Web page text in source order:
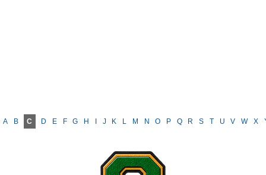
A B C D E F G H J K L M N O P Q R S T U V W X